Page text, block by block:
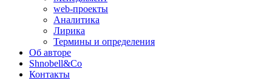
web-проекты
Аналитика
Лирика
Термины и определения
Об авторе
Shnobell&Co
Контакты